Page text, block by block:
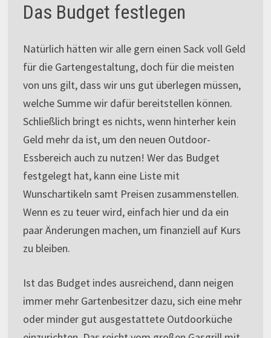
Das Budget festlegen
Natürlich hätten wir alle gern einen Sack voll Geld
für die Gartengestaltung, doch für die meisten
von uns gilt, dass wir uns gut überlegen müssen,
welche Summe wir dafür bereitstellen können.
Schließlich bringt es nichts, wenn hinterher kein
Geld mehr da ist, um den neuen Outdoor-
Essbereich auch zu nutzen! Wer das Budget
festgelegt hat, kann eine Liste mit
Wunschartikeln samt Preisen zusammenstellen.
Wenn es zu teuer wird, einfach hier und da ein
paar Änderungen machen, um finanziell auf Kurs
zu bleiben.
Ist das Budget indes ausreichend, dann neigen
immer mehr Gartenbesitzer dazu, sich eine mehr
oder minder gut ausgestattete Outdoorküche